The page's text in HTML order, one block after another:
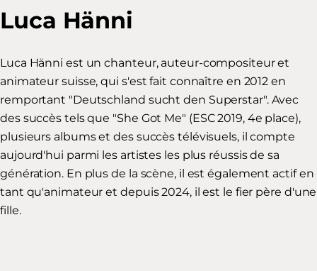
Luca Hänni
Luca Hänni est un chanteur, auteur-compositeur et
animateur suisse, qui s'est fait connaître en 2012 en
remportant "Deutschland sucht den Superstar". Avec
des succès tels que "She Got Me" (ESC 2019, 4e place),
plusieurs albums et des succès télévisuels, il compte
aujourd'hui parmi les artistes les plus réussis de sa
génération. En plus de la scène, il est également actif en
tant qu'animateur et depuis 2024, il est le fier père d'une
fille.